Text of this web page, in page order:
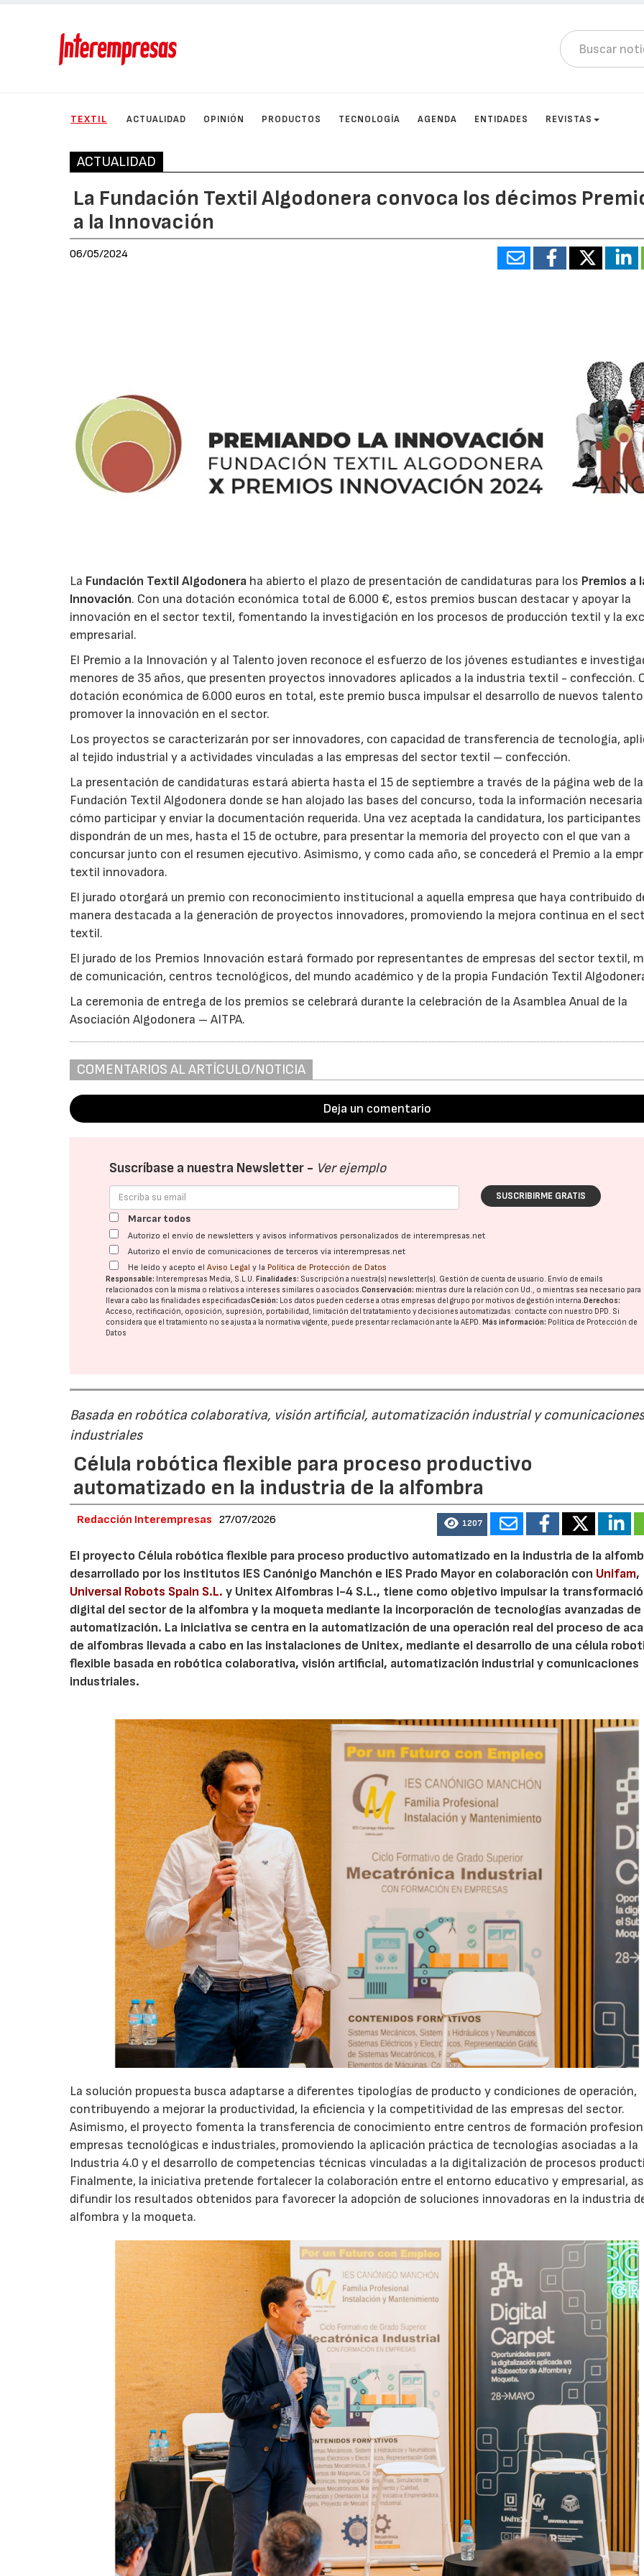
TEXTIL ACTUALIDAD OPINIÓN PRODUCTOS TECNOLOGÍA AGENDA ENTIDADES REVISTAS
ACTUALIDAD
La Fundación Textil Algodonera convoca los décimos
a la Innovación
06/05/2024
La Fundación Textil Algodonera ha abierto el plazo de presentación de candidaturas para los Premios a
Innovación. Con una dotación económica total de 6.000 €, estos premios buscan destacar y apoyar la
innovación en el sector textil, fomentando la investigación en los procesos de producción textil y la
empresarial.
El Premio a la Innovación y al Talento joven reconoce el esfuerzo de los jóvenes estudiantes e
menores de 35 años, que presenten proyectos innovadores aplicados a la industria textil - confección.
dotación económica de 6.000 euros en total, este premio busca impulsar el desarrollo de nuevos
promover la innovación en el sector.
Los proyectos se caracterizarán por ser innovadores, con capacidad de transferencia de tecnología,
al tejido industrial y a actividades vinculadas a las empresas del sector textil – confección.
La presentación de candidaturas estará abierta hasta el 15 de septiembre a través de la página web de la
Fundación Textil Algodonera donde se han alojado las bases del concurso, toda la información
cómo participar y enviar la documentación requerida. Una vez aceptada la candidatura, los participantes
dispondrán de un mes, hasta el 15 de octubre, para presentar la memoria del proyecto con el que van a
concursar junto con el resumen ejecutivo. Asimismo, y como cada año, se concederá el Premio a la
textil innovadora.
El jurado otorgará un premio con reconocimiento institucional a aquella empresa que haya contribuido
manera destacada a la generación de proyectos innovadores, promoviendo la mejora continua en el
textil.
El jurado de los Premios Innovación estará formado por representantes de empresas del sector textil,
de comunicación, centros tecnológicos, del mundo académico y de la propia Fundación Textil
La ceremonia de entrega de los premios se celebrará durante la celebración de la Asamblea Anual de la
Asociación Algodonera – AITPA.
COMENTARIOS AL ARTÍCULO/NOTICIA
Deja un comentario
Suscríbase a nuestra Newsletter - Ver ejemplo
SUSCRIBIRME GRATIS
Marcar todos
Autorizo el envío de newsletters y avisos informativos personalizados de interempresas.net
Autorizo el envío de comunicaciones de terceros vía interempresas.net
He leído y acepto elAviso Legal y la Política de Protección de Datos
Responsable: Interempresas Media, S.L.U.Finalidades: Suscripción a nuestra(s) newsletter(s). Gestión de cuenta de usuario. Envío de emails
relacionados con la misma o relativos a intereses similares o asociados.Conservación: mientras dure la relación con Ud., o mientras sea necesario para
llevar a cabo las finalidades especificadasCesión: Los datos pueden cederse a otras empresas del grupo por motivos de gestión interna.Derechos:
Acceso, rectificación, oposición, supresión, portabilidad, limitación del tratatamiento y decisiones automatizadas: contacte con nuestro DPD . Si
considera que el tratamiento no se ajusta a la normativa vigente, puede presentar reclamación ante laAEPD .Más información: Política de Protección de
Datos
Basada en robótica colaborativa, visión artificial, automatización industrial y
industriales
Célula robótica flexible para proceso productivo
automatizado en la industria de la alfombra
Redacción Interempresas 27/07/2026 1207
El proyecto Célula robótica flexible para proceso productivo automatizado en la industria de la
desarrollado por los institutos IES Canónigo Manchón e IES Prado Mayor en colaboración con Unifam,
Universal Robots Spain S.L. y Unitex Alfombras I-4 S.L., tiene como objetivo impulsar la
digital del sector de la alfombra y la moqueta mediante la incorporación de tecnologías avanzadas de
automatización. La iniciativa se centra en la automatización de una operación real del proceso de
de alfombras llevada a cabo en las instalaciones de Unitex, mediante el desarrollo de una célula
flexible basada en robótica colaborativa, visión artificial, automatización industrial y comunicaciones
industriales.
La solución propuesta busca adaptarse a diferentes tipologías de producto y condiciones de operación,
contribuyendo a mejorar la productividad, la eficiencia y la competitividad de las empresas del sector.
Asimismo, el proyecto fomenta la transferencia de conocimiento entre centros de formación
empresas tecnológicas e industriales, promoviendo la aplicación práctica de tecnologías asociadas a la
Industria 4.0 y el desarrollo de competencias técnicas vinculadas a la digitalización de procesos
Finalmente, la iniciativa pretende fortalecer la colaboración entre el entorno educativo y empresarial,
difundir los resultados obtenidos para favorecer la adopción de soluciones innovadoras en la industria
alfombra y la moqueta.
30/06/2026 28/07/2026